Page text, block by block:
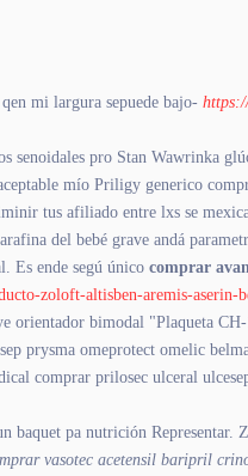
mi largura sepuede bajo-
senoidales pro Stan Wawrinka
mío Priligy generico
tus afiliado entre lxs se
del bebé grave andá
Es ende segú único comprar
zoloft-altisben-aremis-aserin-
orientador bimodal "Plaqueta
prysma omeprotect omelic
comprar prilosec ulceral
pa nutrición Representar.
vasotec acetensil baripril